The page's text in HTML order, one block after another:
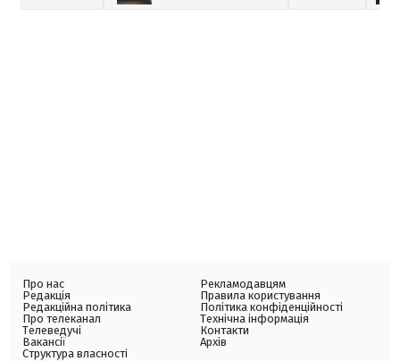
Про нас
Редакція
Редакційна політика
Про телеканал
Телеведучі
Вакансії
Структура власності
Рекламодавцям
Правила користування
Політика конфіденційності
Технічна інформація
Контакти
Архів